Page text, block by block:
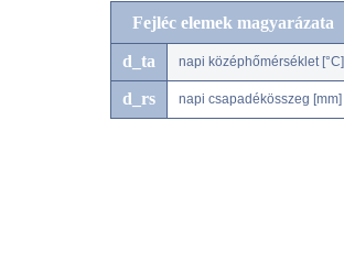
Fejléc elemek magyarázata
d_ta napi középhőmérséklet [°C]
d_rs napi csapadékösszeg [mm]